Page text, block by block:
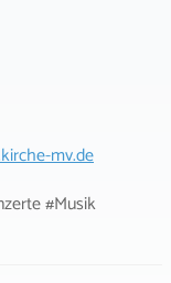
mv.de
#Musik